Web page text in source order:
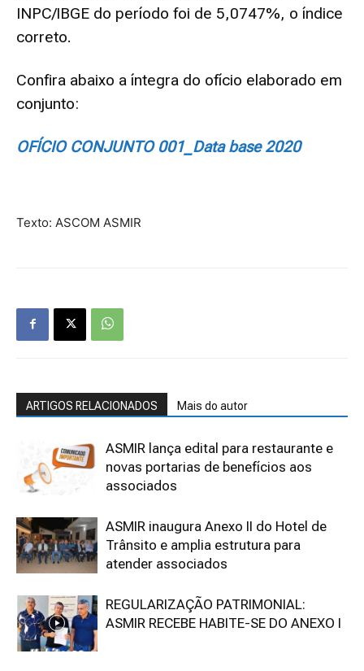
INPC/IBGE do período foi de 5,0747%, o índice
correto.
Confira abaixo a íntegra do ofício elaborado em
conjunto:
OFÍCIO CONJUNTO 001_Data base 2020
Texto: ASCOM ASMIR
ARTIGOS RELACIONADOS Mais do autor
ASMIR lança edital para restaurante e
novas portarias de benefícios aos
associados
ASMIR inaugura Anexo II do Hotel de
Trânsito e amplia estrutura para
atender associados
REGULARIZAÇÃO PATRIMONIAL:
ASMIR RECEBE HABITE-SE DO ANEXO I